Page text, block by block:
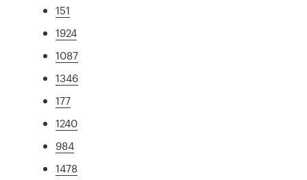
151
1924
1087
1346
177
1240
984
1478